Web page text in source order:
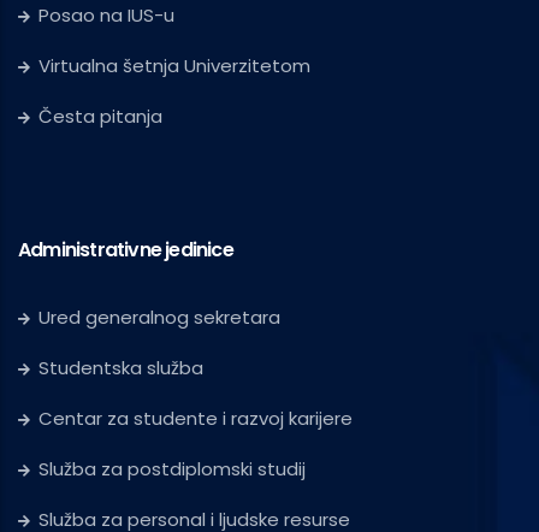
Posao na IUS-u
Virtualna šetnja Univerzitetom
Česta pitanja
Administrativne jedinice
Ured generalnog sekretara
Studentska služba
Centar za studente i razvoj karijere
Služba za postdiplomski studij
Služba za personal i ljudske resurse